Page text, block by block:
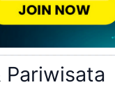
Pariwisata